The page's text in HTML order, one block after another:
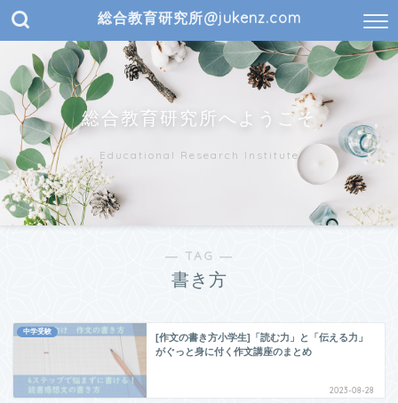
総合教育研究所@jukenz.com
総合教育研究所へようこそ
Educational Research Institute
― TAG ―
書き方
中学受験
[作文の書き方小学生]「読む力」と「伝える力」
がぐっと身に付く作文講座のまとめ
2023-08-28